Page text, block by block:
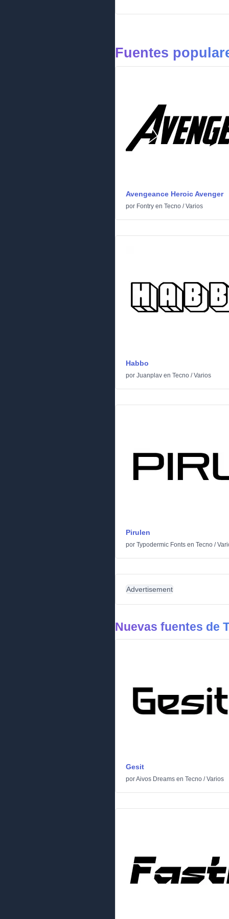
Fuentes
Avengeance Heroic Avenger
por Fontry en Tecno /Varios
Habbo
por Juanplav en Tecno /Varios
Pirulen
por Typodermic Fonts en Tecno /
Advertisement
Nuevas fuentes de
Gesit
porAivos Dreams en Tecno /Varios